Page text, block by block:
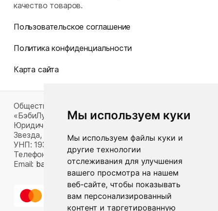
Мы используем куки
Мы используем файлы куки и
другие технологии
отслеживания для улучшения
вашего просмотра на нашем
веб-сайте, чтобы показывать
вам персонализированный
контент и таргетированную
качество товаров.
Пользовательское соглашение
Политика конфиденциальности
Карта сайта
Общество с ограниченной ответственностью
«БэбиЛук»
Юридический адрес: 220117, г. Минск, пр-т Газеты
Звезда, д. 16, пом. 52
УНП: 193815124
Телефон:
+375 33 392 66 63
Email: babylook.gm@gmail.com .